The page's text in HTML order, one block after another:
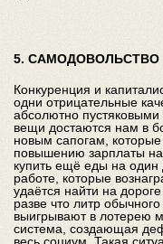
5. САМОДОВОЛЬСТВО
Конкуренция и
одни отрицательные
абсолютно
вещи достаются нам в
новым сапогам,
повышению зарплаты на
купить ещё еды на
работе, которые
удаётся найти на
разве что литр
выигрывают в лотерею
система, создающая